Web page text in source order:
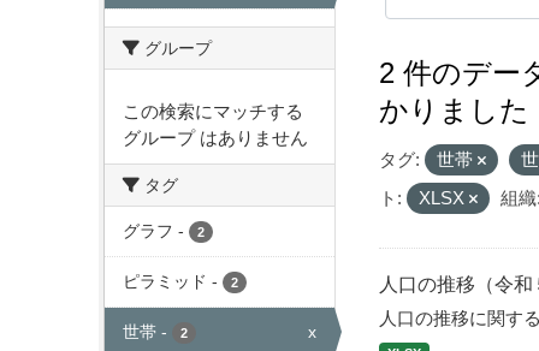
グループ
この検索にマッチする
グループ はありません
タグ
グラフ - 2
ピラミッド - 2
世帯 - 2 x
2 件のデー
かりました
タグ: 世帯
ト:
XLSX 組織
人口の推移（令和
人口の推移に関す